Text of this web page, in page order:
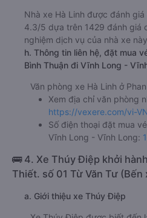
Nhà xe Hà Linh được đánh
4.3/5 dựa trên 1429 đánh giá
nghiệm dịch vụ của nhà xe
h. Thông tin liên hệ, đặt mua
Bình Thuận đi Vĩnh Long -
Văn phòng xe Hà Linh ở
Xem địa chỉ văn phòng
https://vexere.com/vi-
Số điện thoại đặt mua
Vĩnh Long - Vĩnh Long:
🚌 4. Xe Thúy Điệp khởi
Thiết. số 01 Từ Văn Tư (Bến
a. Giới thiệu xe Thúy Điệp